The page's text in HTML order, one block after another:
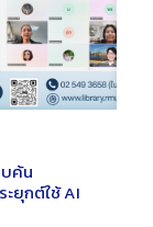
ค้น
ยุกต์ใช้ AI